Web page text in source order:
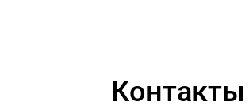
Контакты